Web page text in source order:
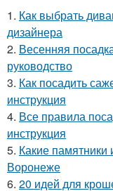
1. Как выбрать
дизайнера
2. Весенняя
руководство
3. Как посадить
инструкция
4. Все правила
инструкция
5. Какие
Воронеже
6. 20 идей для